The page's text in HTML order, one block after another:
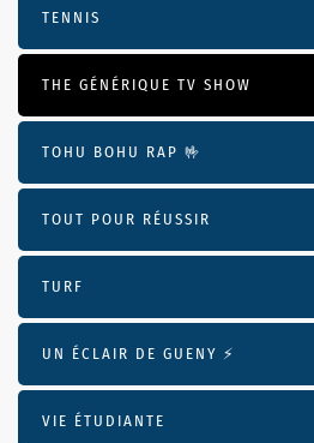
TENNIS
THE GÉNÉRIQUE TV SHOW
TOHU BOHU RAP 🤟
TOUT POUR RÉUSSIR
TURF
UN ÉCLAIR DE GUENY ⚡️
VIE ÉTUDIANTE